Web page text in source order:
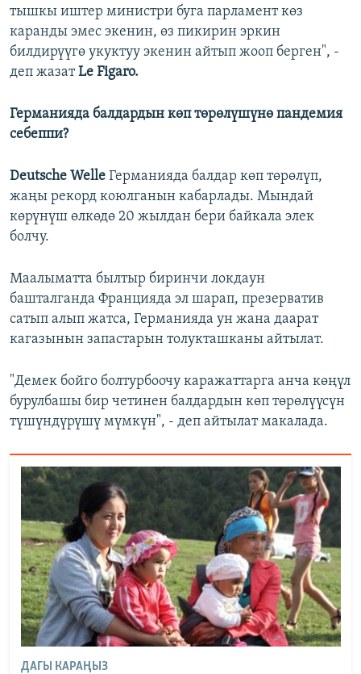
тышкы иштер министри буга парламент көз
каранды эмес экенин, өз пикирин эркин
билдирүүгө укуктуу экенин айтып жооп берген", -
деп жазатLe Figaro.
Германияда балдардын көп төрөлүшүнө пандемия
себеппи?
Deutsche Welle Германияда балдар көп төрөлүп,
жаңы рекорд коюлганын кабарлады. Мындай
көрүнүш өлкөдө 20 жылдан бери байкала элек
болчу.
Маалыматта былтыр биринчи локдаун
башталганда Францияда эл шарап, презерватив
сатып алып жатса, Германияда ун жана даарат
кагазынын запастарын толукташканы айтылат.
"Демек бойго болтурбоочу каражаттарга анча көңүл
бурулбашы бир четинен балдардын көп төрөлүүсүн
түшүндүрүшү мүмкүн", - деп айтылат макалада.
ДАГЫ КАРАҢЫЗ